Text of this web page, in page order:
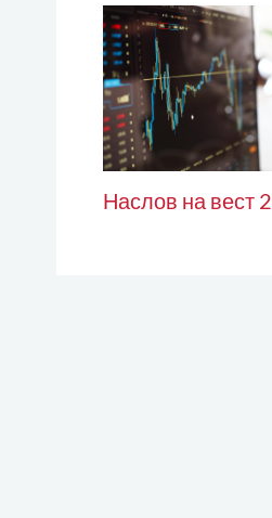
Наслов на вест 2